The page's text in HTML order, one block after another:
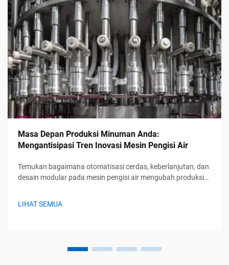
Masa Depan Produksi Minuman Anda:
Mengantisipasi Tren Inovasi Mesin Pengisi Air
Temukan bagaimana otomatisasi cerdas, keberlanjutan, dan
desain modular pada mesin pengisi air mengubah produksi
LIHAT SEMUA